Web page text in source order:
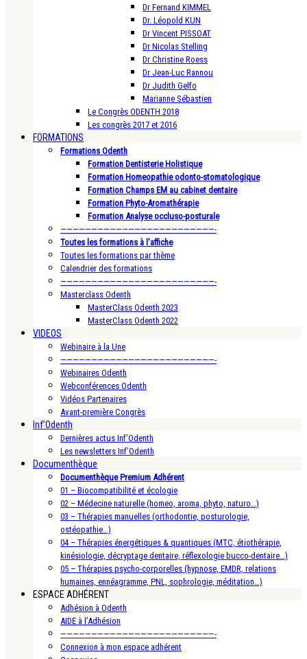
Dr Fernand KIMMEL
Dr. Léopold KUN
Dr Vincent PISSOAT
Dr Nicolas Stelling
Dr Christine Roess
Dr Jean-Luc Rannou
Dr Judith Gelfo
Marianne Sébastien
Le Congrès ODENTH 2018
Les congrès 2017 et 2016
FORMATIONS
Formations Odenth
Formation Dentisterie Holistique
Formation Homeopathie odonto-stomatologique
Formation Champs EM au cabinet dentaire
Formation Phyto-Aromathérapie
Formation Analyse occluso-posturale
—————————————————————————-
Toutes les formations à l’affiche
Toutes les formations par thème
Calendrier des formations
—————————————————————————-
Masterclass Odenth
MasterClass Odenth 2023
MasterClass Odenth 2022
VIDEOS
Webinaire à la Une
—————————————————————————-
Webinaires Odenth
Webconférences Odenth
Vidéos Partenaires
Avant-première Congrès
Inf’Odenth
Dernières actus Inf’Odenth
Les newsletters Inf’Odenth
Documenthèque
Documenthèque Premium Adhérent
01 – Biocompatibilité et écologie
02 – Médecine naturelle (homeo, aroma, phyto, naturo…)
03 – Thérapies manuelles (orthodontie, posturologie,
ostéopathie…)
04 – Thérapies énergétiques & quantiques (MTC, étiothérapie,
kinésiologie, décryptage dentaire, réflexologie bucco-dentaire…)
05 – Thérapies psycho-corporelles (hypnose, EMDR, relations
humaines, ennéagramme, PNL, sophrologie, méditation…)
ESPACE ADHÉRENT
Adhésion à Odenth
AIDE à l’Adhésion
—————————————————————————-
Connexion à mon espace adhérent